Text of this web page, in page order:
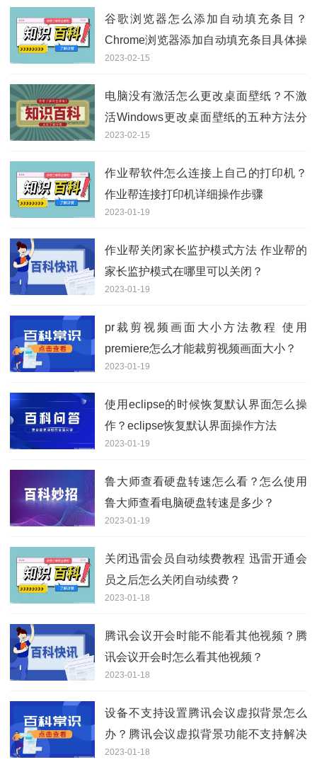
谷歌浏览器怎么添加自动填充条目？
Chrome浏览器添加自动填充条目具体操
作步骤介绍
2023-02-15
电脑没有激活怎么更改桌面壁纸？不激
活Windows更改桌面壁纸的五种方法分
享
2023-02-15
作业帮软件怎么连接上自己的打印机？
作业帮连接打印机详细操作步骤
2023-01-19
作业帮关闭家长监护模式方法 作业帮的
家长监护模式在哪里可以关闭？
2023-01-19
pr裁剪视频画面大小方法教程 使用
premiere怎么才能裁剪视频画面大小？
2023-01-19
使用eclipse的时候恢复默认界面怎么操
作？eclipse恢复默认界面操作方法
2023-01-19
鲁大师查看硬盘转速怎么看？怎么使用
鲁大师查看电脑硬盘转速是多少？
2023-01-19
关闭迅雷会员自动续费教程 迅雷开通会
员之后怎么关闭自动续费？
2023-01-18
腾讯会议开会时能不能看其他视频？腾
讯会议开会时怎么看其他视频？
2023-01-18
设备不支持设置腾讯会议虚拟背景怎么
办？腾讯会议虚拟背景功能不支持解决
办法分享
2023-01-18